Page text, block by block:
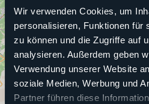
Wir verwenden Cookies, um
personalisieren, Funktionen für
zu können und die Zugriffe auf
analysieren. Außerdem geben
Verwendung unserer Website
soziale Medien, Werbung und
Partner führen diese